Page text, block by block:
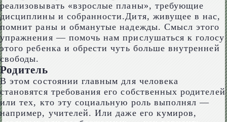
реализовывать «взрослые планы», требующие
дисциплины и собранности.Дитя, живущее в нас,
помнит раны и обманутые надежды. Смысл этого
упражнения — помочь нам прислушаться к голосу
этого ребенка и обрести чуть больше внутренней
свободы.
Родитель
В этом состоянии главным для человека
становятся требования его собственных родителей
или тех, кто эту социальную роль выполнял —
например, учителей. Или даже его кумиров,